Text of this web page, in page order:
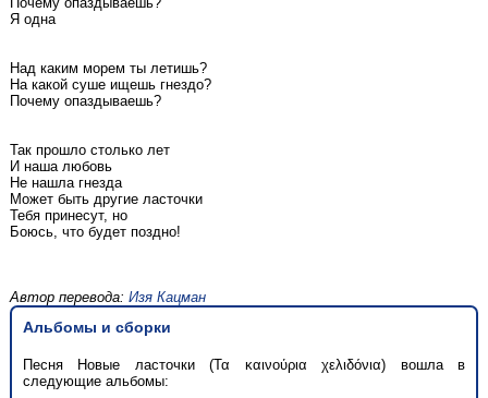
Я одна
Над каким морем ты летишь?
На какой суше ищешь гнездо?
Почему опаздываешь?
Так прошло столько лет
И наша любовь
Не нашла гнезда
Может быть другие ласточки
Тебя принесут, но
Боюсь, что будет поздно!
Автор перевода: Изя Кацман
Альбомы и сборки
Песня Новые ласточки (Τα καινούρια χελιδόνια) вошла в
следующие альбомы: